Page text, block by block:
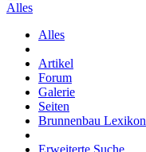
Alles
Alles
Artikel
Forum
Galerie
Seiten
Brunnenbau Lexikon
Erweiterte Suche